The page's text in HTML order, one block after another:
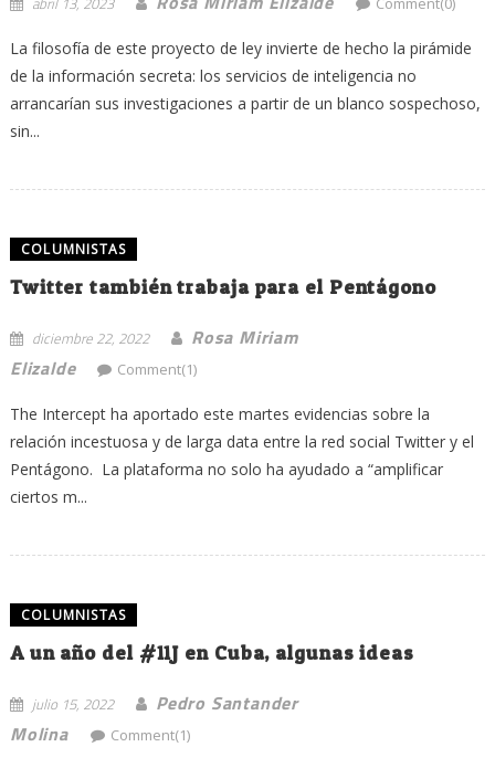
La filosofía de este proyecto de ley invierte de hecho la pirámide
de la información secreta: los servicios de inteligencia no
arrancarían sus investigaciones a partir de un blanco sospechoso,
sin...
COLUMNISTAS
Twitter también trabaja para el Pentágono
diciembre 22, 2022
Rosa Miriam
Elizalde
Comment(1)
The Intercept ha aportado este martes evidencias sobre la
relación incestuosa y de larga data entre la red social Twitter y el
Pentágono. La plataforma no solo ha ayudado a “amplificar
ciertos m...
COLUMNISTAS
A un año del #11J en Cuba, algunas ideas
julio 15, 2022
Pedro Santander
Molina
Comment(1)